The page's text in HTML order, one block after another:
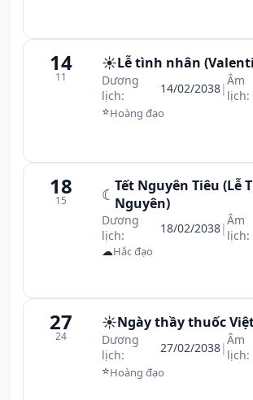
14
11
☀️Lễ tình nhân
Dương
lịch:
14/02/2038|Âm
lịch:
⭐Hoàng đạo
18
15 ☾ Tết Nguyên Tiêu (Lễ
Nguyên)
Dương
lịch:
18/02/2038|Âm
lịch:
☁Hắc đạo
27
24
☀️Ngày thầy thuốc
Dương
lịch:
27/02/2038|Âm
lịch:
⭐Hoàng đạo